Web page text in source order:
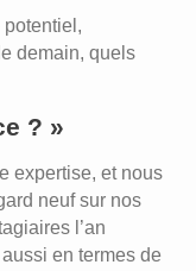
demain, quels
? »
expertise, et nous
neuf sur nos
l’an
en termes de